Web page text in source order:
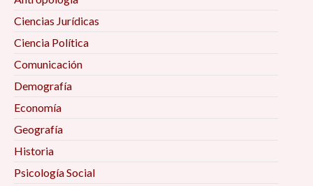
Ciencias Jurídicas
Ciencia Política
Comunicación
Demografía
Economía
Geografía
Historia
Psicología Social